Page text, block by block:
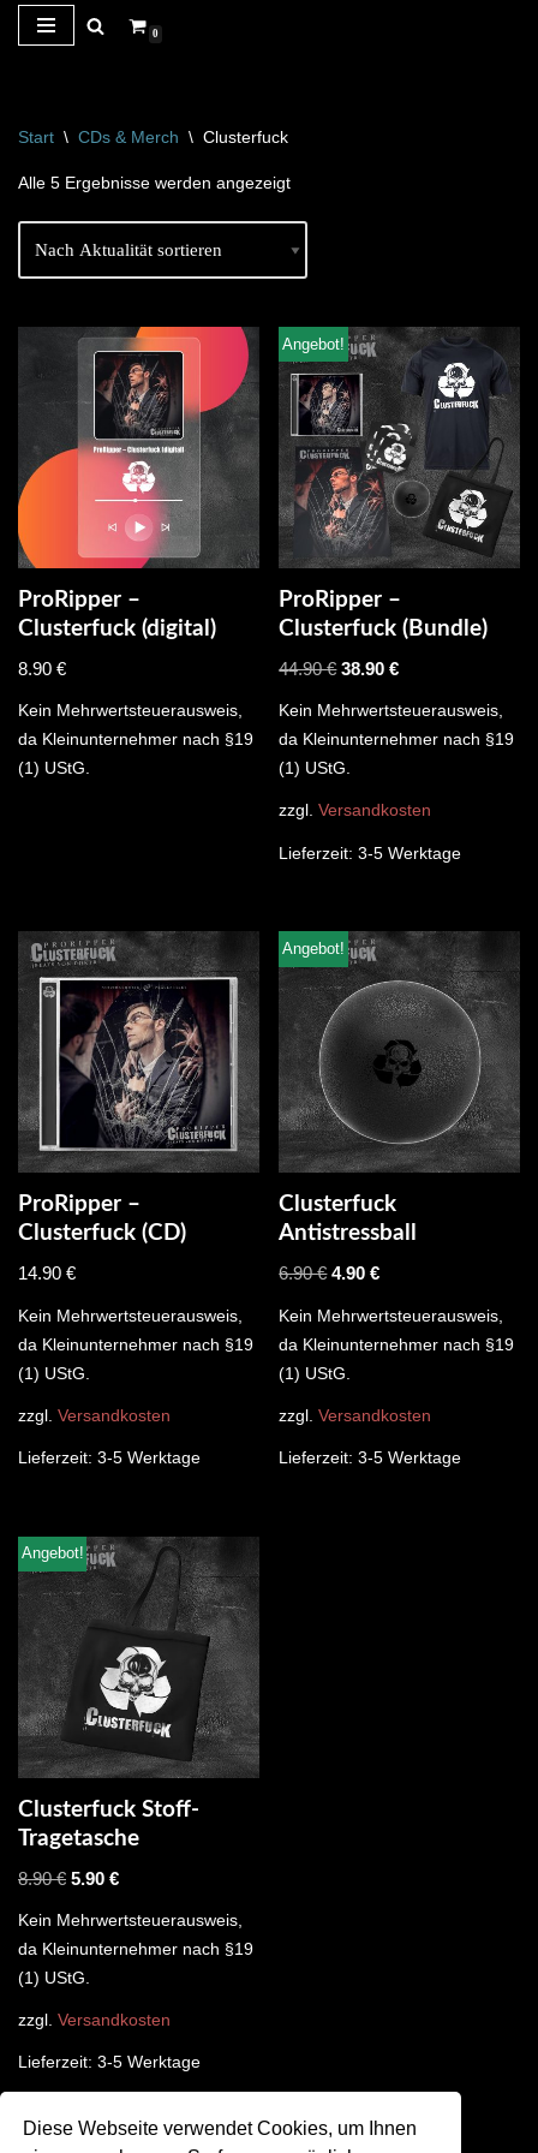
Diese Webseite verwendet Cookies, um Ihnen
0
Start \ CDs & Merch \ Clusterfuck
Alle 5 Ergebnisse werden angezeigt
ProRipper –
Clusterfuck (digital)
8.90 €
Kein Mehrwertsteuerausweis,
da Kleinunternehmer nach §19
(1) UStG.
Angebot!
ProRipper –
Clusterfuck (Bundle)
44.90€ 38.90€
Kein Mehrwertsteuerausweis,
da Kleinunternehmer nach §19
(1) UStG.
zzgl.Versandkosten
Lieferzeit:3-5 Werktage
ProRipper –
Clusterfuck (CD)
14.90 €
Kein Mehrwertsteuerausweis,
da Kleinunternehmer nach §19
(1) UStG.
zzgl. Versandkosten
Lieferzeit: 3-5 Werktage
Angebot!
Clusterfuck
Antistressball
6.90€ 4.90€
Kein Mehrwertsteuerausweis,
da Kleinunternehmer nach §19
(1) UStG.
zzgl.Versandkosten
Lieferzeit:3-5 Werktage
Angebot!
Clusterfuck Stoff-
Tragetasche
8.90€ 5.90 €
Kein Mehrwertsteuerausweis,
da Kleinunternehmer nach §19
(1) UStG.
zzgl. Versandkosten
Lieferzeit: 3-5 Werktage